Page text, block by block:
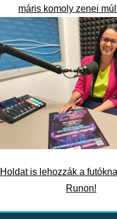
máris komoly zenei
is lehozzák a
Runon!